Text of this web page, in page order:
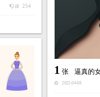
踩 254
1 张 逼真的
2022-04-08